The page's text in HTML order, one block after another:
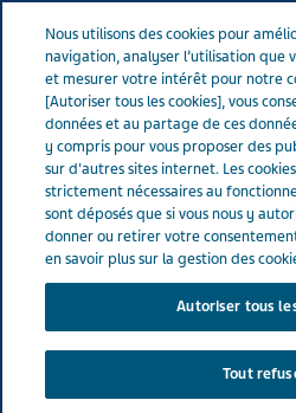
France Nos Produits
5)
ml (bte de 5)
FILGRASTIM
Nous utilisons des cookies pour
navigation, analyser l’utilisation que
et mesurer votre intérêt pour notre
[Autoriser tous les cookies], vous
données et au partage de ces
y compris pour vous proposer des
sur d'autres sites internet. Les
strictement nécessaires au
sont déposés que si vous nous y
donner ou retirer votre
en savoir plus sur la gestion des
Autoriser tous
Tout